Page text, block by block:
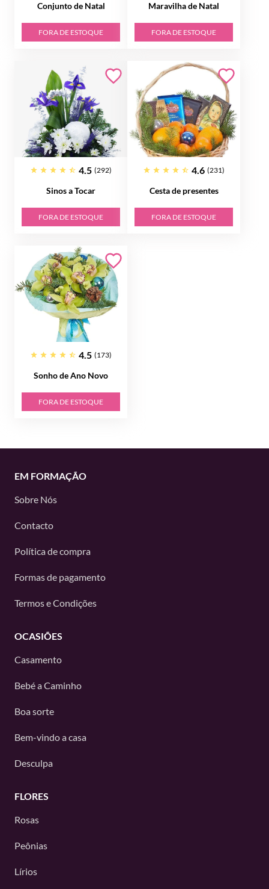
Conjunto de Natal
FORA DE ESTOQUE
Maravilha de Natal
FORA DE ESTOQUE
4.5 (292)
Sinos a Tocar
FORA DE ESTOQUE
4.6 (231)
Cesta de presentes
FORA DE ESTOQUE
4.5 (173)
Sonho de Ano Novo
FORA DE ESTOQUE
EM FORMAÇÃO
Sobre Nós
Contacto
Política de compra
Formas de pagamento
Termos e Condições
OCASIÕES
Casamento
Bebé a Caminho
Boa sorte
Bem-vindo a casa
Desculpa
FLORES
Rosas
Peônias
Lírios